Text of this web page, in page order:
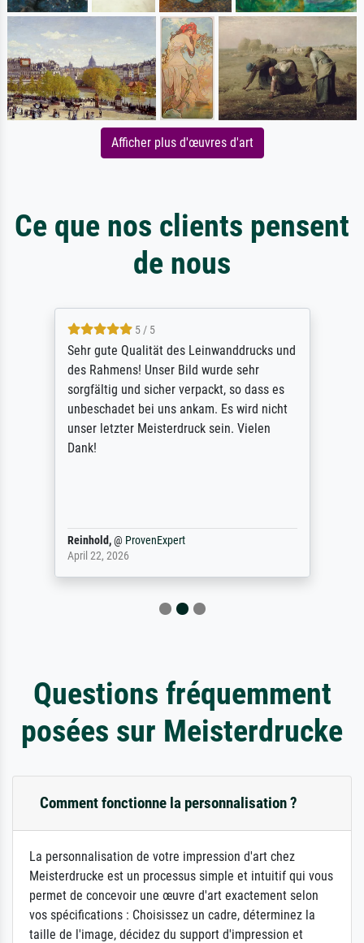
Afficher plus d'œuvres d'art
Ce que nos clients pensent
de nous
5 / 5
Sehr gute Qualität des Leinwanddrucks und
des Rahmens! Unser Bild wurde sehr
sorgfältig und sicher verpackt, so dass es
unbeschadet bei uns ankam. Es wird nicht
unser letzter Meisterdruck sein. Vielen
Dank!
Reinhold,@ ProvenExpert
April 22, 2026
Questions fréquemment
posées sur Meisterdrucke
Comment fonctionne la personnalisation ?
La personnalisation de votre impression d'art chez
Meisterdrucke est un processus simple et intuitif qui vous
permet de concevoir une œuvre d'art exactement selon
vos spécifications : Choisissez un cadre, déterminez la
taille de l'image, décidez du support d'impression et